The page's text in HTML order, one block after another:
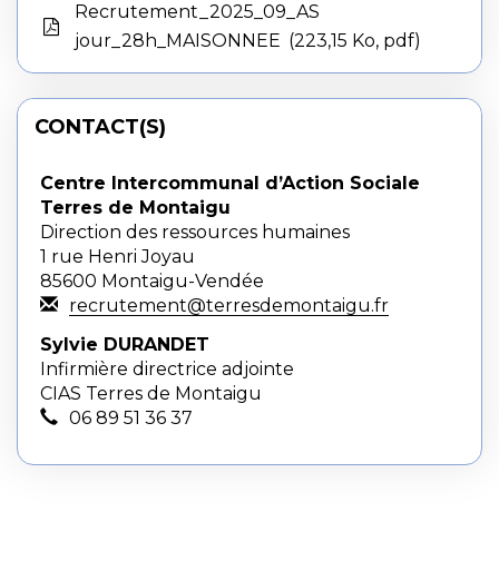
Recrutement_2025_09_AS
jour_28h_MAISONNEE
223,15 Ko, pdf
CONTACT(S)
Centre Intercommunal d’Action Sociale
Terres de Montaigu
Direction des ressources humaines
1 rue Henri Joyau
85600 Montaigu-Vendée
recrutement@terresdemontaigu.fr
Sylvie DURANDET
Infirmière directrice adjointe
CIAS Terres de Montaigu
06 89 51 36 37